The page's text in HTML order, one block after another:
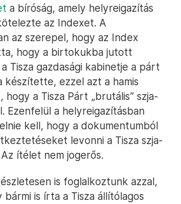
a bíróság, amely helyreigazítás
az Indexet. A
az szerepel, hogy az Index
hogy a birtokukba jutott
Tisza gazdasági kabinetje a párt
készítette, ezzel azt a hamis
a Tisza Párt „brutális” szja-
Ezenfelül a helyreigazításban
kell, hogy a dokumentumból
levonni a Tisza szja-
ítélet nem jogerős.
is foglalkoztunk azzal,
is írta a Tisza állítólagos